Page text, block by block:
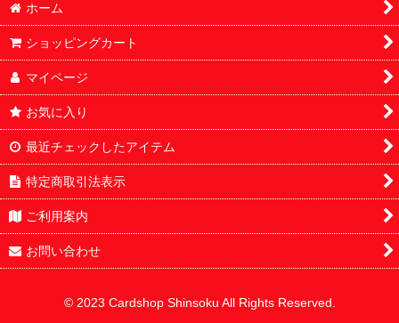
オリパ
サプライ
オリパ・福袋
ホーム
ショッピングカート
マイページ
お気に入り
最近チェックしたアイテム
特定商取引法表示
ご利用案内
お問い合わせ
© 2023 Cardshop Shinsoku All Rights Reserved.